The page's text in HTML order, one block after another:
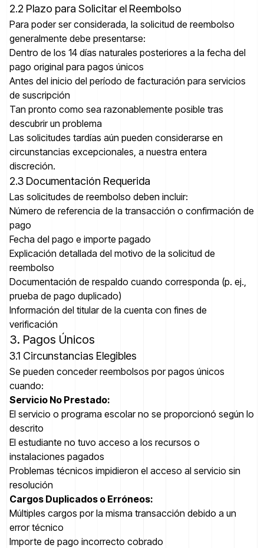
2.2 Plazo para Solicitar el Reembolso
Para poder ser considerada, la solicitud de reembolso
generalmente debe presentarse:
Dentro de los 14 días naturales posteriores a la fecha del
pago original para pagos únicos
Antes del inicio del período de facturación para servicios
de suscripción
Tan pronto como sea razonablemente posible tras
descubrir un problema
Las solicitudes tardías aún pueden considerarse en
circunstancias excepcionales, a nuestra entera
discreción.
2.3 Documentación Requerida
Las solicitudes de reembolso deben incluir:
Número de referencia de la transacción o confirmación de
pago
Fecha del pago e importe pagado
Explicación detallada del motivo de la solicitud de
reembolso
Documentación de respaldo cuando corresponda (p. ej.,
prueba de pago duplicado)
Información del titular de la cuenta con fines de
verificación
3. Pagos Únicos
3.1 Circunstancias Elegibles
Se pueden conceder reembolsos por pagos únicos
cuando:
Servicio No Prestado:
El servicio o programa escolar no se proporcionó según lo
descrito
El estudiante no tuvo acceso a los recursos o
instalaciones pagados
Problemas técnicos impidieron el acceso al servicio sin
resolución
Cargos Duplicados o Erróneos:
Múltiples cargos por la misma transacción debido a un
error técnico
Importe de pago incorrecto cobrado